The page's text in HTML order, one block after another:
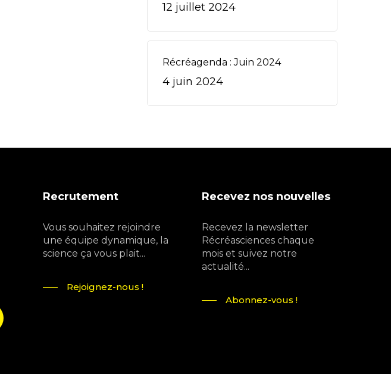
12 juillet 2024
Récréagenda : Juin 2024
4 juin 2024
Recrutement
Vous souhaitez rejoindre
une équipe dynamique, la
science ça vous plait...
Rejoignez-nous !
Recevez nos nouvelles
Recevez la newsletter
Récréasciences chaque
mois et suivez notre
actualité...
Abonnez-vous !